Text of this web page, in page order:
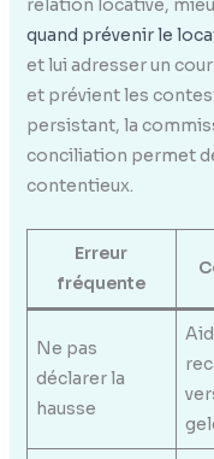
relation locative,
quand prévenir le
et lui adresser un
et prévient les
persistant, la
conciliation permet
contentieux.
Erreur
fréquente
Ne pas
déclarer la
hausse